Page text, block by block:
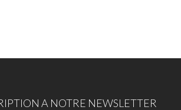
A NOTRE NEWSLETTER